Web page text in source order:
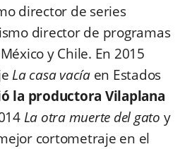
director de series
director de programas
y Chile. En 2015
La casa vacíaen Estados
la productora Vilaplana
La otra muerte del gato y
cortometraje en el